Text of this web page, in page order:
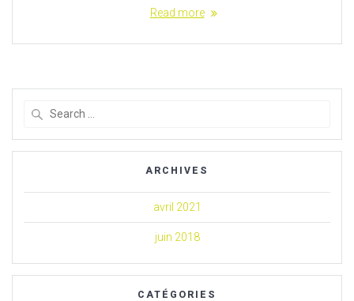
Read more
ARCHIVES
avril 2021
juin 2018
CATÉGORIES